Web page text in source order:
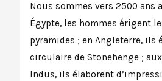
Nous sommes vers 2500 ans
Égypte, les hommes érigent
pyramides ; en Angleterre, ils
circulaire de Stonehenge ;
Indus, ils élaborent